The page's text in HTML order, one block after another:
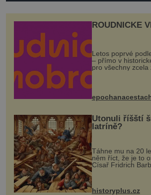
ROUDNICKÉ
Letos poprvé
– přímo v
pro všechny
program se
mohou těšit na
Utonuli říšští
latríně?
Táhne mu na 20
něm říct, že je to
Císař Fridrich
posílá svého syna
VI. do Erfurtu, aby
prostředníkem při
historyplus.cz